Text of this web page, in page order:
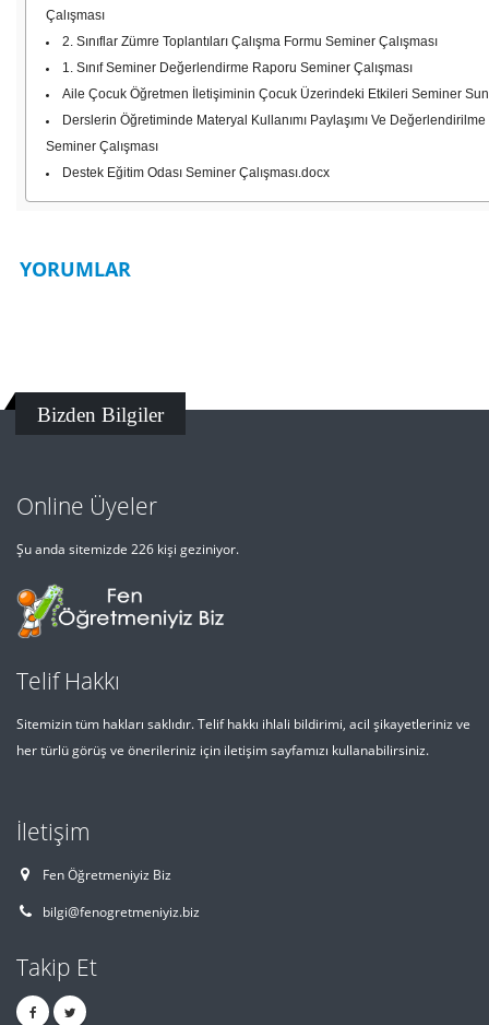
Çalışması
2. Sınıflar Zümre Toplantıları Çalışma Formu Seminer Çalışması
1. Sınıf Seminer Değerlendirme Raporu Seminer Çalışması
Aile Çocuk Öğretmen İletişiminin Çocuk Üzerindeki Etkileri Seminer
Derslerin Öğretiminde Materyal Kullanımı Paylaşımı Ve Değerlendirilme
Seminer Çalışması
Destek Eğitim Odası Seminer Çalışması.docx
YORUMLAR
Bizden Bilgiler
Online Üyeler
Şu anda sitemizde 226 kişi geziniyor.
Telif Hakkı
Sitemizin tüm hakları saklıdır. Telif hakkı ihlali bildirimi, acil şikayetleriniz ve
her türlü görüş ve önerileriniz için iletişim sayfamızı kullanabilirsiniz.
İletişim
Fen Öğretmeniyiz Biz
bilgi@fenogretmeniyiz.biz
Takip Et